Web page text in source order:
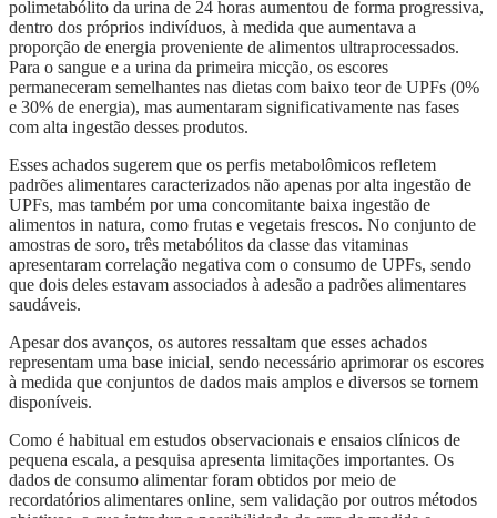
polimetabólito da urina de 24 horas aumentou de forma progressiva,
dentro dos próprios indivíduos, à medida que aumentava a
proporção de energia proveniente de alimentos ultraprocessados.
Para o sangue e a urina da primeira micção, os escores
permaneceram semelhantes nas dietas com baixo teor de UPFs (0%
e 30% de energia), mas aumentaram significativamente nas fases
com alta ingestão desses produtos.
Esses achados sugerem que os perfis metabolômicos refletem
padrões alimentares caracterizados não apenas por alta ingestão de
UPFs, mas também por uma concomitante baixa ingestão de
alimentos in natura, como frutas e vegetais frescos. No conjunto de
amostras de soro, três metabólitos da classe das vitaminas
apresentaram correlação negativa com o consumo de UPFs, sendo
que dois deles estavam associados à adesão a padrões alimentares
saudáveis.
Apesar dos avanços, os autores ressaltam que esses achados
representam uma base inicial, sendo necessário aprimorar os escores
à medida que conjuntos de dados mais amplos e diversos se tornem
disponíveis.
Como é habitual em estudos observacionais e ensaios clínicos de
pequena escala, a pesquisa apresenta limitações importantes. Os
dados de consumo alimentar foram obtidos por meio de
recordatórios alimentares online, sem validação por outros métodos